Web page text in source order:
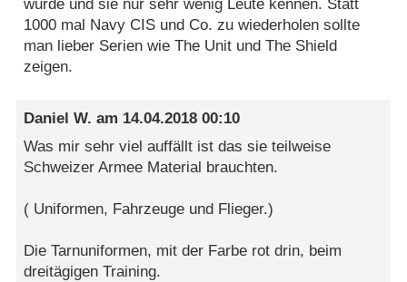
wurde und sie nur sehr wenig Leute kennen. Statt
1000 mal Navy CIS und Co. zu wiederholen sollte
man lieber Serien wie The Unit und The Shield
zeigen.
Daniel W. am 14.04.2018 00:10
Was mir sehr viel auffällt ist das sie teilweise
Schweizer Armee Material brauchten.
( Uniformen, Fahrzeuge und Flieger.)
Die Tarnuniformen, mit der Farbe rot drin, beim
dreitägigen Training.